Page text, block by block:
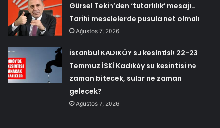
Gürsel Tekin’den ‘tutarlılık’ mesajı…
Tarihi meselelerde pusula net olmalı
Ağustos 7, 2026
İstanbul KADIKÖY su kesintisi! 22-23
Temmuz İSKİ Kadıköy su kesintisi ne
zaman bitecek, sular ne zaman
gelecek?
Ağustos 7, 2026